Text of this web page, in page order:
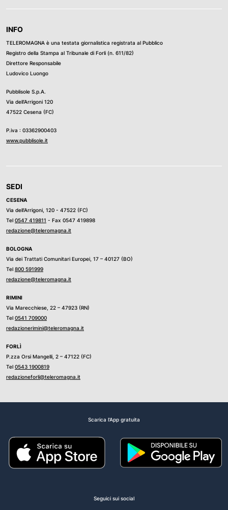
INFO
TELEROMAGNA è una testata giornalistica registrata al Pubblico
Registro della Stampa al Tribunale di Forli (n. 611/82)
Direttore Responsabile
Ludovico Luongo
Pubblisole S.p.A.
Via dell’Arrigoni 120
47522 Cesena (FC)
P.iva : 03362900403
www.pubblisole.it
SEDI
CESENA
Via dell’Arrigoni, 120 - 47522 (FC)
Tel 0547 419811 - Fax 0547 419898
redazione@teleromagna.it
BOLOGNA
Via dei Trattati Comunitari Europei, 17 – 40127 (BO)
Tel 800 591999
redazione@teleromagna.it
RIMINI
Via Marecchiese, 22 – 47923 (RN)
Tel 0541 709000
redazionerimini@teleromagna.it
FORLÌ
P.zza Orsi Mangelli, 2 – 47122 (FC)
Tel 0543 1900819
redazioneforli@teleromagna.it
Scarica l'App gratuita
Seguici sui social